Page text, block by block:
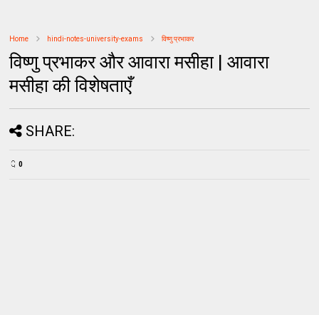
Home hindi-notes-university-exams विष्णु प्रभाकर
विष्णु प्रभाकर और आवारा मसीहा | आवारा
मसीहा की विशेषताएँ
SHARE:
0